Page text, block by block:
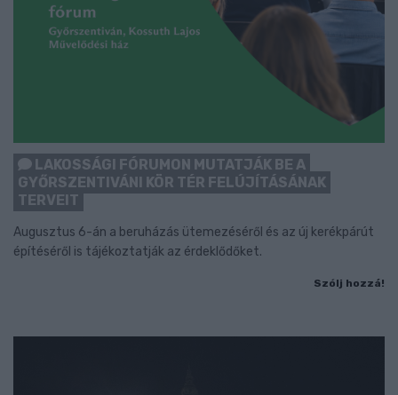
LAKOSSÁGI FÓRUMON MUTATJÁK BE A
GYŐRSZENTIVÁNI KÖR TÉR FELÚJÍTÁSÁNAK
TERVEIT
Augusztus 6-án a beruházás ütemezéséről és az új kerékpárút
építéséről is tájékoztatják az érdeklődőket.
Szólj hozzá!